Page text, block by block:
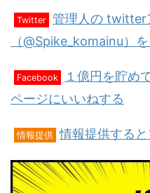
Twitter 管理人の twitter
（@Spike_komainu）
Facebook
１億円を貯め
ページにいいねする
情報提供 情報提供する